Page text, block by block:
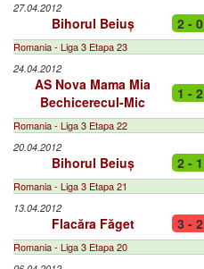
27.04.2012
Bihorul Beiuș 2 - 0
Romania - Liga 3 Etapa 23
24.04.2012
AS Nova Mama Mia
Bechicerecul-Mic
1 - 2
Romania - Liga 3 Etapa 22
20.04.2012
Bihorul Beiuș 2 - 1
Romania - Liga 3 Etapa 21
13.04.2012
Flacăra Făget 3 - 2
Romania - Liga 3 Etapa 20